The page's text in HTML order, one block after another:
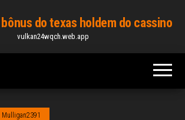
do texas holdem do cassino
vulkan24wqch.web.app
Mulligan2391